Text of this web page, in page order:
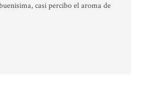
casi percibo el aroma de